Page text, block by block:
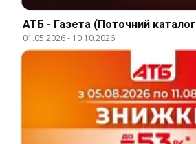
АТБ - Газета (Поточний каталог
01.05.2026- 10.10.2026